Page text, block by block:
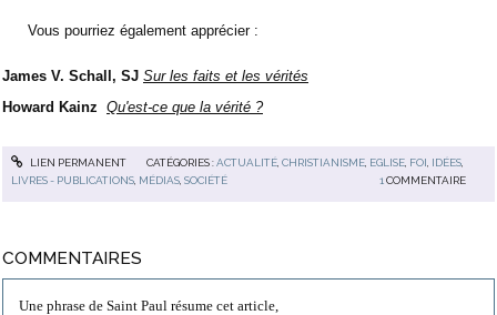
Vous pourriez également apprécier :
James V. Schall, SJ Sur les faits et les vérités
Howard Kainz Qu'est-ce que la vérité ?
LIEN PERMANENT CATÉGORIES :ACTUALITÉ, CHRISTIANISME, EGLISE, FOI IDÉES,
LIVRES - PUBLICATIONS MÉDIAS ,SOCIÉTÉ 1 COMMENTAIRE
COMMENTAIRES
Une phrase de Saint Paul résume cet article,